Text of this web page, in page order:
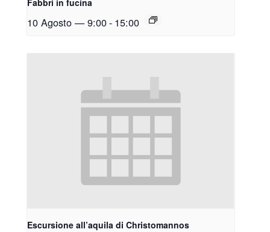
Fabbri in fucina
10 Agosto — 9:00- 15:00
Escursione all’aquila di Christomannos